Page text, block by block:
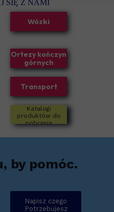
SIĘ Z NAMI
Katalogi
produktów do
pobrania
Wózki
Ortezy kończyn
górnych
Transport
by pomóc.
Napisz czego
Potrzebujesz